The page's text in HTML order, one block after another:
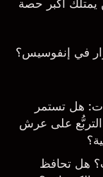
أكبر حصة
في إنفوسيس؟
خلال 5 سنوات: هل تستمر
على عرش
هل تحافظ